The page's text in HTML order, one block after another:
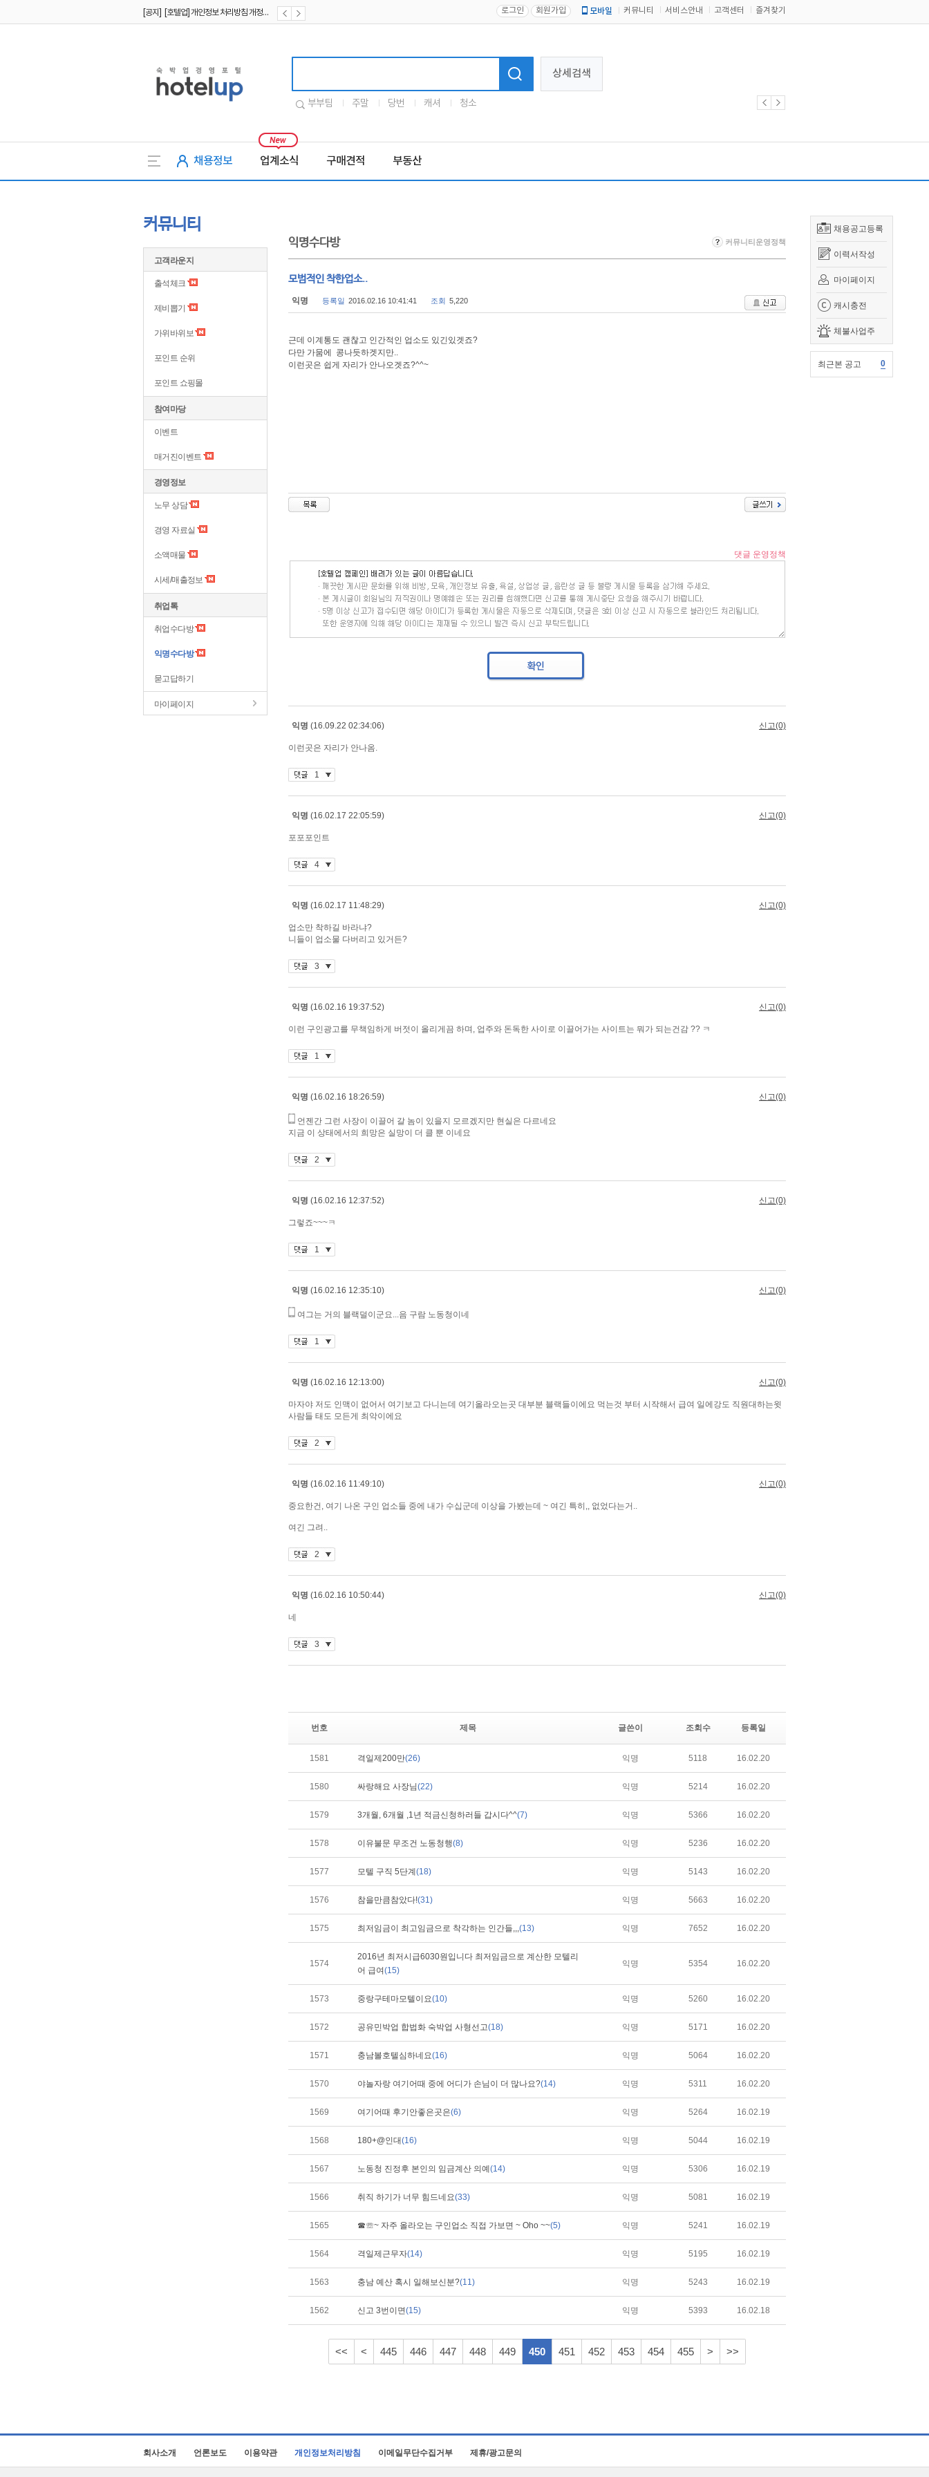
[공지] [호텔업] 개인정보 처리방침 개정본2 (19.09.02) 로그인 회원가입 모바일 커뮤니티 서비스안내 고객센터 즐겨찾기
상세검색
부부팀 주말 당번 캐셔 청소
채용정보 업계소식 구매견적 부동산
채용공고등록
이력서작성
마이페이지
캐시충전
체불사업주
최근본 공고 0
커뮤니티
고객라운지
출석체크
제비뽑기
가위바위보
포인트 순위
포인트 쇼핑몰
참여마당
이벤트
매거진이벤트
경영정보
노무 상담
경영 자료실
소액매물
시세/매출정보
취업톡
취업수다방
익명수다방
묻고답하기
마이페이지
익명수다방 커뮤니티운영정책
모범적인 착한업소..
익명 등록일 2016.02.16 10:41:41 조회 5,220
근데 이계통도 괜찮고 인간적인 업소도 있긴있겟죠?
다만 가뭄에 콩나듯하겟지만..
이런곳은 쉽게 자리가 안나오겟죠?^^~
번호 제목 글쓴이 조회수 등록일
1581 격일제200만(26) 익명 5118 16.02.20
1580 싸랑해요 사장님(22) 익명 5214 16.02.20
1579 3개월, 6개월 ,1년 적금신청하러들 갑시다^^(7) 익명 5366 16.02.20
1578 이유불문 무조건 노동청행(8) 익명 5236 16.02.20
1577 모텔 구직 5단계 (18) 익명 5143 16.02.20
1576 참을만큼참았다!(31) 익명 5663 16.02.20
1575 최저임금이 최고임금으로 착각하는 인간들,,,(13) 익명 7652 16.02.20
1574
2016년 최저시급6030원입니다 최저임금으로 계산한 모텔리
어 급여(15)
익명 5354 16.02.20
1573 중랑구테마모텔이요(10) 익명 5260 16.02.20
1572 공유민박업 합법화 숙박업 사형선고(18) 익명 5171 16.02.20
1571 충남볼호텔심하네요(16) 익명 5064 16.02.20
1570 야놀자랑 여기어때 중에 어디가 손님이 더 많나요?(14) 익명 5311 16.02.20
1569 여기어때 후기안좋은곳은(6) 익명 5264 16.02.19
1568 180+@인대(16) 익명 5044 16.02.19
1567 노동청 진정후 본인의 임금계산 의예 (14) 익명 5306 16.02.19
1566 취직 하기가 너무 힘드네요(33) 익명 5081 16.02.19
1565 ☎☏~ 자주 올라오는 구인업소 직접 가보면 ~ Oho ~~(5) 익명 5241 16.02.19
1564 격일제근무자(14) 익명 5195 16.02.19
1563 충남 예산 혹시 일해보신분?(11) 익명 5243 16.02.19
1562 신고 3번이면(15) 익명 5393 16.02.18
<< < 445 446 447 448 449 450 451 452 453 454 455 > >>
회사소개 언론보도 이용약관 개인정보처리방침 이메일무단수집거부 제휴/광고문의